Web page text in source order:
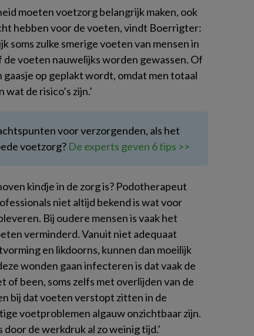
moeten voetzorg belangrijk maken, ook
hebben voor de voeten, vindt Boerrigter:
soms zulke smerige voeten van mensen in
voeten nauwelijks worden gewassen. Of
op geplakt wordt, omdat men totaal
de risico’s zijn.’
voor verzorgenden, als het
voetzorg? De experts geven 6 tips >>
kindje in de zorg is? Podotherapeut
niet altijd bekend is wat voor
Bij oudere mensen is vaak het
verminderd. Vanuit niet adequaat
en likdoorns, kunnen dan moeilijk
wonden gaan infecteren is dat vaak de
of been, soms zelfs met overlijden van de
bij dat voeten verstopt zitten in de
voetproblemen algauw onzichtbaar zijn.
de werkdruk al zo weinig tijd.’